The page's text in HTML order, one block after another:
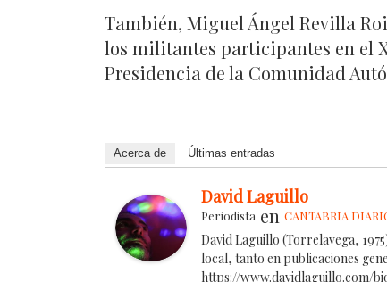
También, Miguel Ángel Revilla
los militantes participantes en el
Presidencia de la Comunidad
Acerca de Últimas entradas
David Laguillo
Periodista en CANTABRIA
David Laguillo (Torrelavega,
local, tanto en publicaciones
https://www.davidlaguillo.com/